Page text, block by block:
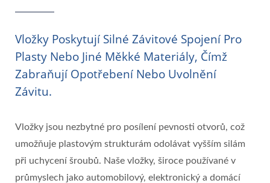
Vložky Poskytují Silné Závitové Spojení Pro
Plasty Nebo Jiné Měkké Materiály, Čímž
Zabraňují Opotřebení Nebo Uvolnění
Závitu.
Vložky jsou nezbytné pro posílení pevnosti otvorů, což
umožňuje plastovým strukturám odolávat vyšším silám
při uchycení šroubů. Naše vložky, široce používané v
průmyslech jako automobilový, elektronický a domácí